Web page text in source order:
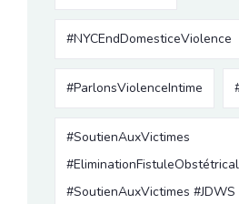
#NYCEndDomesticeViolence
#ParlonsViolenceIntime
#SoutienAuxVictimes
#SoutienAuxVictimes #JDWS